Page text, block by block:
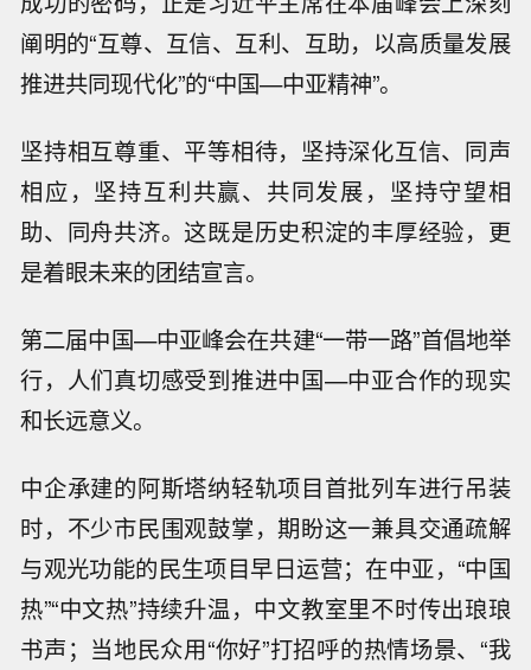
阐明的“互尊、互信、互利、互助，以高质量发展
推进共同现代化”的“中国—中亚精神”。
坚持相互尊重、平等相待，坚持深化互信、同声
相应，坚持互利共赢、共同发展，坚持守望相
助、同舟共济。这既是历史积淀的丰厚经验，更
是着眼未来的团结宣言。
第二届中国—中亚峰会在共建“一带一路”首倡地举
行，人们真切感受到推进中国—中亚合作的现实
和长远意义。
中企承建的阿斯塔纳轻轨项目首批列车进行吊装
时，不少市民围观鼓掌，期盼这一兼具交通疏解
与观光功能的民生项目早日运营；在中亚，“中国
热”“中文热”持续升温，中文教室里不时传出琅琅
书声；当地民众用“你好”打招呼的热情场景、“我